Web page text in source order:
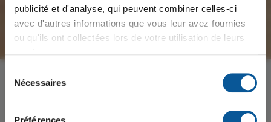
publicité et d'analyse, qui peuvent combiner celles-ci
avec d'autres informations que vous leur avez fournies
ou qu'ils ont collectées lors de votre utilisation de leurs
Nécessaires
⚡ 𝙀𝙣𝙩𝙧𝙚𝙫𝙪𝙚𝙨 𝙚́𝙘𝙡𝙖𝙞𝙧 ⚡
Plusieurs postes à combler pour la rentrée scolaire
📍 𝗖𝗲𝗻𝘁𝗿𝗲 𝗮𝗱𝗺𝗶𝗻𝗶𝘀𝘁𝗿𝗮𝘁𝗶𝗳 𝗠𝗶𝗰𝗵𝗲𝗹-𝗣𝗮𝗴𝗲́